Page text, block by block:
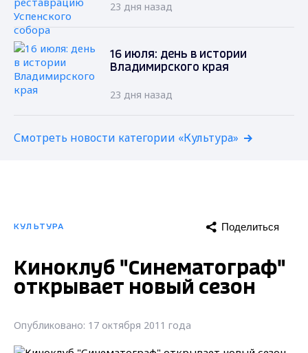
23 дня назад
16 июля: день в истории
Владимирского края
23 дня назад
Смотреть новости категории «Культура»
КУЛЬТУРА Поделиться
Киноклуб "Синематограф"
открывает новый сезон
Опубликовано: 17 октября 2011 года